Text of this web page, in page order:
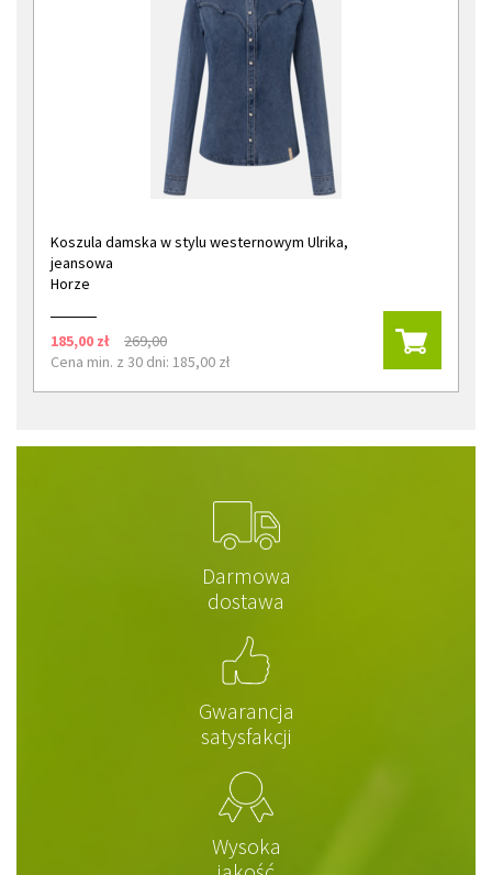
Koszula damska w stylu westernowym Ulrika,
jeansowa
Horze
185,00 zł
269,00
Cena min. z 30 dni: 185,00 zł
Darmowa
dostawa
Gwarancja
satysfakcji
Wysoka